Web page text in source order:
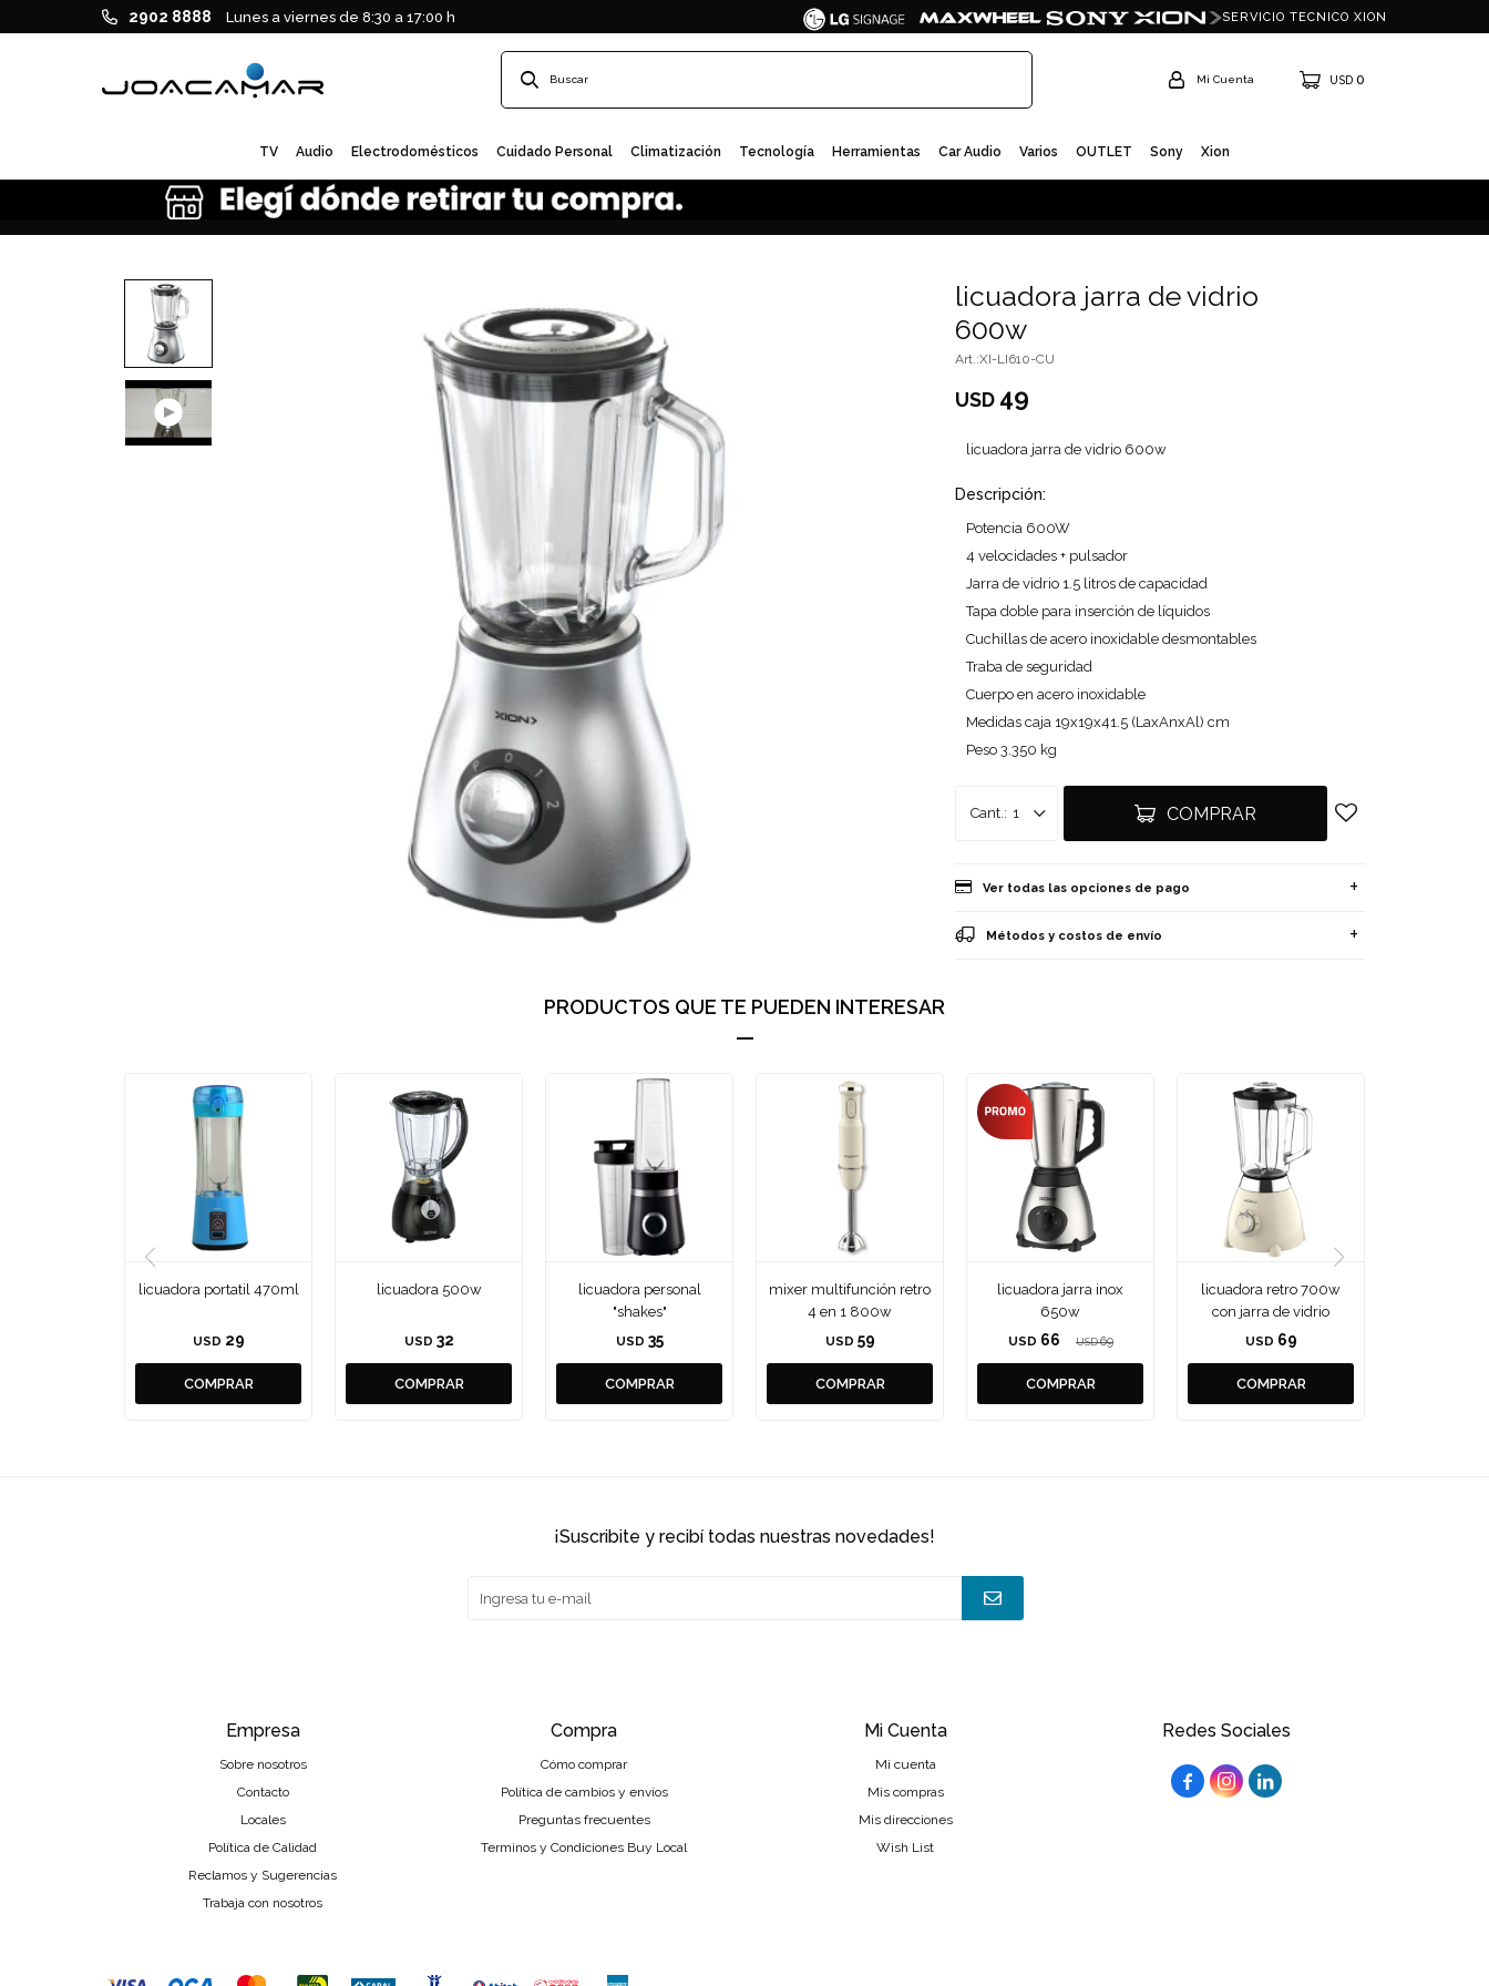
TV Audio Electrodomésticos Cuidado Personal Climatización Tecnología Herramientas Car Audio Varios OUTLET Sony Xion
USD 0
2902 8888 Lunes a viernes de 8:30 a 17:00 h SERVICIO TECNICO XION
licuadora jarra de vidrio
600w
XI-LI610-CU
USD 49
licuadora jarra de vidrio 600w
Descripción:
Potencia 600W
4 velocidades + pulsador
Jarra de vidrio 1.5 litros de capacidad
Tapa doble para inserción de líquidos
Cuchillas de acero inoxidable desmontables
Traba de seguridad
Cuerpo en acero inoxidable
Medidas caja 19x19x41.5 (LaxAnxAl) cm
Peso 3.350 kg
1 COMPRAR
Ver todas las opciones de pago
Métodos y costos de envío
PRODUCTOS QUE TE PUEDEN INTERESAR
licuadora portatil 470ml
USD 29
licuadora 500w
USD 32
licuadora personal
"shakes"
USD 35
mixer multifunción retro
4 en 1 800w
USD 59
licuadora jarra inox
650w
USD 66 USD 69
licuadora retro 700w
con jarra de vidrio
USD 69
Redes Sociales
  
Empresa
Sobre nosotros
Contacto
Locales
Política de Calidad
Reclamos y Sugerencias
Trabaja con nosotros
Compra
Cómo comprar
Política de cambios y envíos
Preguntas frecuentes
Terminos y Condiciones Buy Local
Mi Cuenta
Mi cuenta
Mis compras
Mis direcciones
Wish List
¡suscribite y recibí todas nuestras novedades!